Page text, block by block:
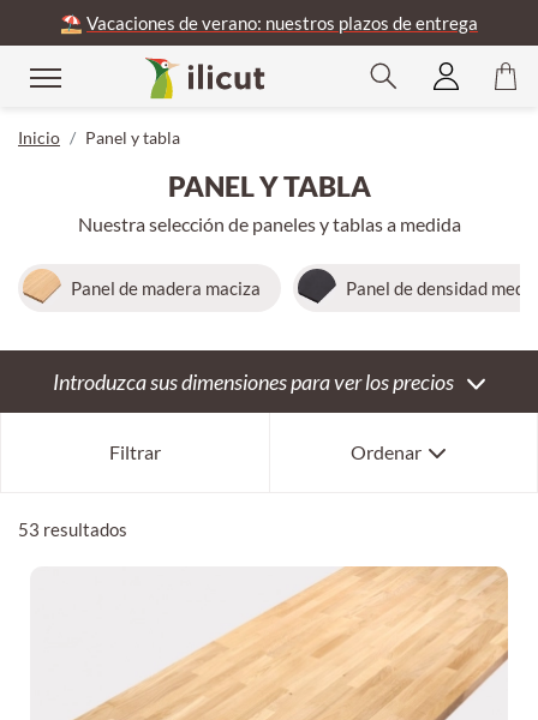
⛱️ Vacaciones de verano: nuestros plazos de entrega
Inicio Panel y tabla
PANEL Y TABLA
Nuestra selección de paneles y tablas a medida
Panel de madera maciza Panel de densidad media
Introduzca sus dimensiones para ver los precios
Filtrar Ordenar
Superventas
Por precio descendente
53 resultados